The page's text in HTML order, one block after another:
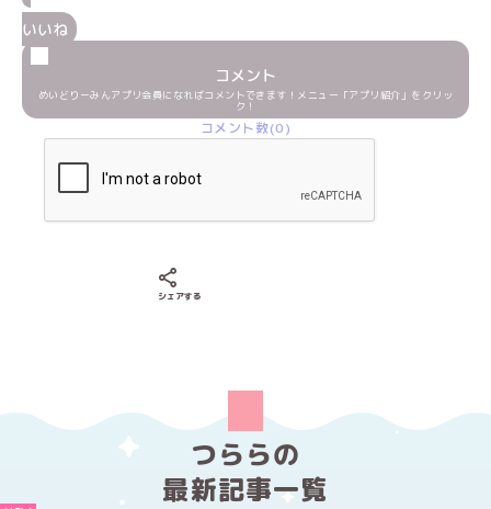
いいね
コメント
めいどりーみんアプリ会員になればコメントできます！メニュー「アプリ紹介」をクリッ
ク！
コメント数(0)
シェアする
つららの
最新記事一覧